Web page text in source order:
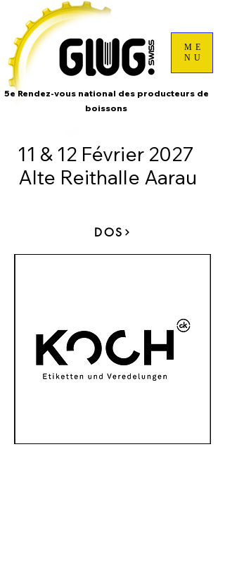
ME
NU
11 & 12 Février 2027
Alte Reithalle Aarau
5e Rendez-vous national des producteurs de
boissons
DOS